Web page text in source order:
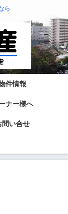
ら
件情報
ナー様へ
問い合せ